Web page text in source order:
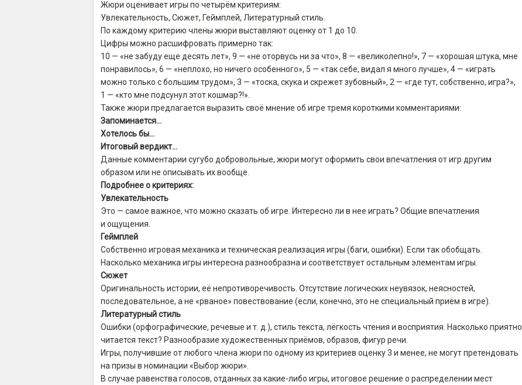
Жюри оценивает игры по четырём критериям:
Увлекательность, Сюжет, Геймплей, Литературный стиль.
По каждому критерию члены жюри выставляют оценку от 1 до 10.
Цифры можно расшифровать примерно так:
10 — «не забуду еще десять лет», 9 — «не оторвусь ни за что», 8 — «великолепно!», 7 — «хорошая штука, мне
понравилось», 6 — «неплохо, но ничего особенного», 5 — «так себе, видал я много лучше», 4 — «играть
можно только с большим трудом», 3 — «тоска, скука и скрежет зубовный», 2 — «где тут, собственно, игра?»,
1 — «кто мне подсунул этот кошмар?!».
Также жюри предлагается выразить своё мнение об игре тремя короткими комментариями:
Запоминается…
Хотелось бы…
Итоговый вердикт…
Данные комментарии сугубо добровольные, жюри могут оформить свои впечатления от игр другим
образом или не описывать их вообще.
Подробнее о критериях:
Увлекательность
Это — самое важное, что можно сказать об игре. Интересно ли в нее играть? Общие впечатления
и ощущения.
Геймплей
Собственно игровая механика и техническая реализация игры (баги, ошибки). Если так обобщать.
Насколько механика игры интересна разнообразна и соответствует остальным элементам игры.
Сюжет
Оригинальность истории, её непротиворечивость. Отсутствие логических неувязок, неясностей,
последовательное, а не «рваное» повествование (если, конечно, это не специальный приём в игре).
Литературный стиль
Ошибки (орфографические, речевые и т. д.), стиль текста, лёгкость чтения и восприятия. Насколько приятно
читается текст? Разнообразие художественных приёмов, образов, фигур речи.
Игры, получившие от любого члена жюри по одному из критериев оценку 3 и менее, не могут претендовать
на призы в номинации «Выбор жюри».
В случае равенства голосов, отданных за какие-либо игры, итоговое решение о распределении мест